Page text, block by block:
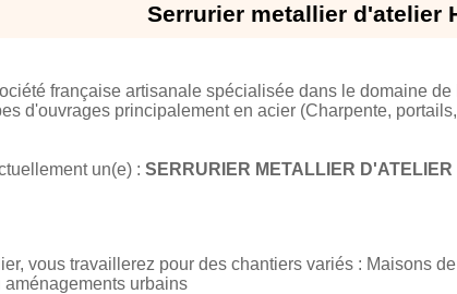
Serrurier metallier d'atelier
française artisanale spécialisée dans le domaine
d'ouvrages principalement en acier (Charpente,
un(e) : SERRURIER METALLIER D'ATELIER
vous travaillerez pour des chantiers variés : Maisons
urbains